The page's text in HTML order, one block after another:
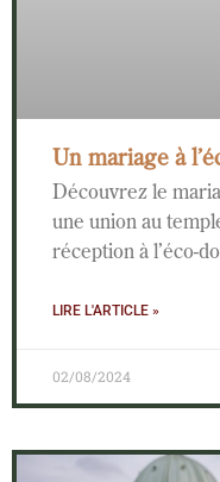
Un mariage à
Découvrez le
une union au
réception à l’éco-
LIRE L'ARTICLE »
02/08/2024